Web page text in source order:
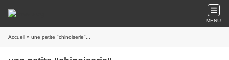
MENU
Accueil » une petite "chinoiserie"...